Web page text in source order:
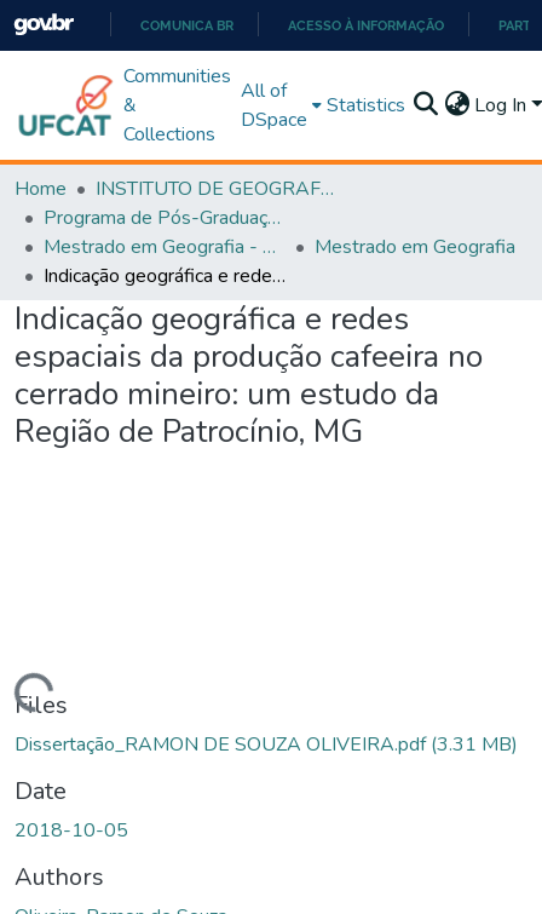
PARA
O
COMUNICA BR ACESSO À INFORMAÇÃO
Communities
&
Collections
All of
DSpace
Statistics Log In
Home
INSTITUTO DE GEOGRAFIA
Programa de Pós-Graduação em Geografia - PPGGEO
Mestrado em Geografia - PPGGEO
Mestrado em Geografia
Indicação geográfica e redes espaciais da produção cafeeira no cerrado mineiro: um estudo da Região de Patrocínio, MG
Indicação geográfica e redes
espaciais da produção cafeeira no
cerrado mineiro: um estudo da
Região de Patrocínio, MG
Files
Dissertação_RAMON DE SOUZA OLIVEIRA.pdf(3.31 MB)
Date
2018-10-05
Authors